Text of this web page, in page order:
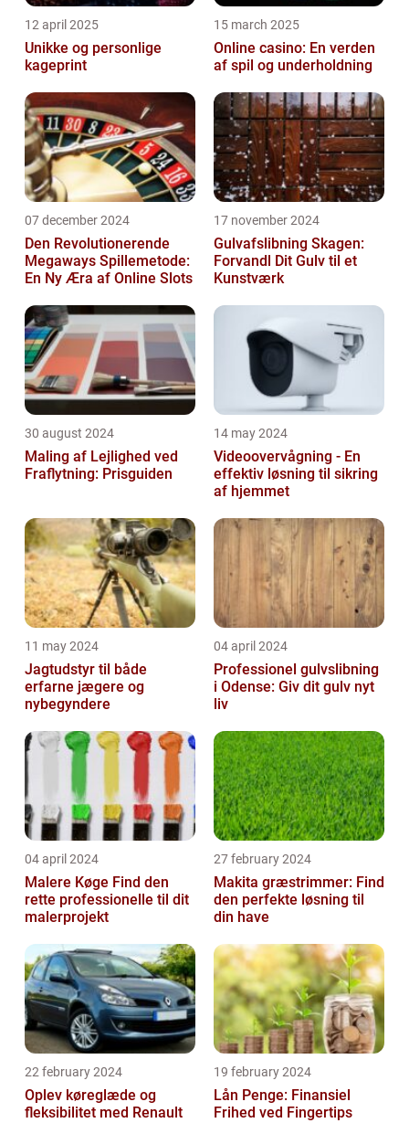
12 april 2025
Unikke og personlige
kageprint
15 march 2025
Online casino: En verden
af spil og underholdning
07 december 2024
Den Revolutionerende
Megaways Spillemetode:
En Ny Æra af Online Slots
17 november 2024
Gulvafslibning Skagen:
Forvandl Dit Gulv til et
Kunstværk
30 august 2024
Maling af Lejlighed ved
Fraflytning: Prisguiden
14 may 2024
Videoovervågning - En
effektiv løsning til sikring
af hjemmet
11 may 2024
Jagtudstyr til både
erfarne jægere og
nybegyndere
04 april 2024
Professionel gulvslibning
i Odense: Giv dit gulv nyt
liv
04 april 2024
Malere Køge Find den
rette professionelle til dit
malerprojekt
27 february 2024
Makita græstrimmer: Find
den perfekte løsning til
din have
22 february 2024
Oplev køreglæde og
fleksibilitet med Renault
19 february 2024
Lån Penge: Finansiel
Frihed ved Fingertips